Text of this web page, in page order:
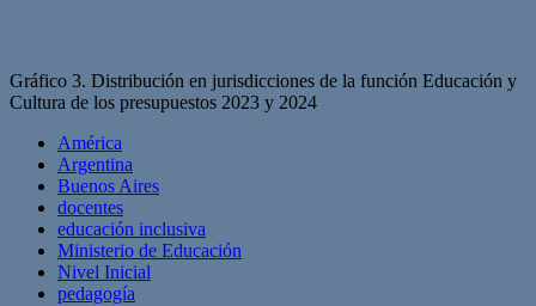
Gráfico 3. Distribución en jurisdicciones de la función Educación y
Cultura de los presupuestos 2023 y 2024
América
Argentina
Buenos Aires
docentes
educación inclusiva
Ministerio de Educación
Nivel Inicial
pedagogía